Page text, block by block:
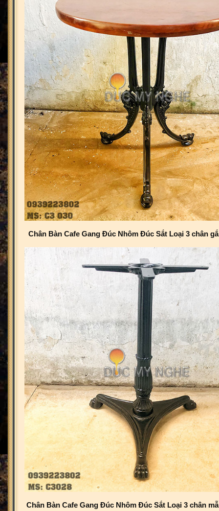
Chân Bàn Cafe Gang Đúc Nhôm Đúc Sắt Loại 3 chân
Chân Bàn Cafe Gang Đúc Nhôm Đúc Sắt Loại 3 chân